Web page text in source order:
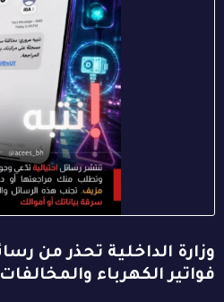
وزارة الداخلية تحذر من
فواتير الكهرباء